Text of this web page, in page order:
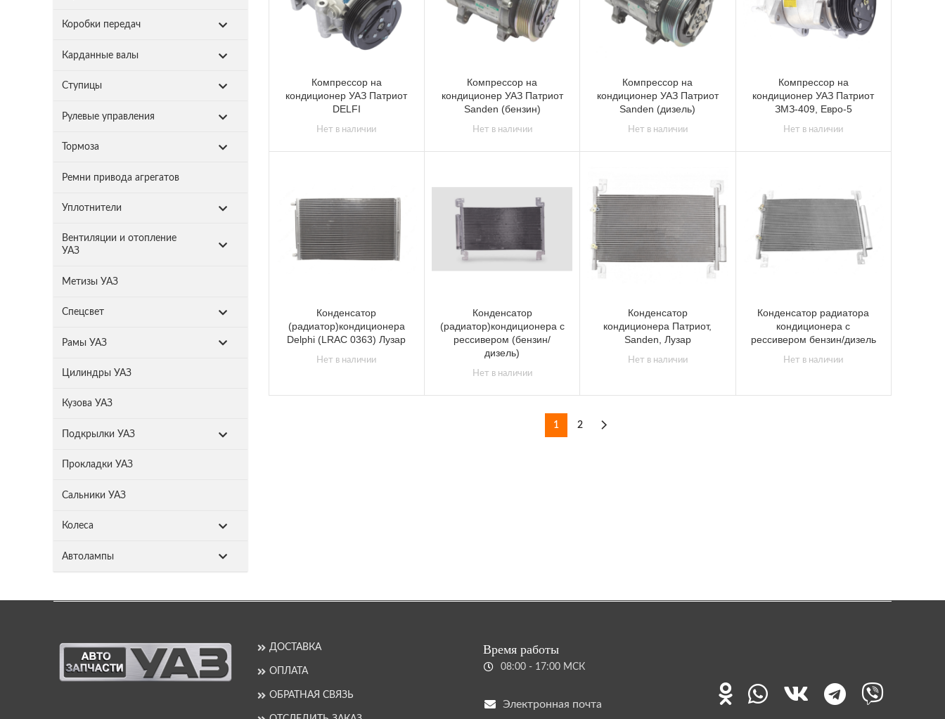
Коробки передач
Карданные валы
Ступицы
Рулевые управления
Тормоза
Ремни привода агрегатов
Уплотнители
Вентиляции и отопление
УАЗ
Метизы УАЗ
Спецсвет
Рамы УАЗ
Цилиндры УАЗ
Кузова УАЗ
Подкрылки УАЗ
Прокладки УАЗ
Сальники УАЗ
Колеса
Автолампы
Компрессор на
кондиционер УАЗ Патриот
DELFI
Нет в наличии
Компрессор на
кондиционер УАЗ Патриот
Sanden (бензин)
Нет в наличии
Компрессор на
кондиционер УАЗ Патриот
Sanden (дизель)
Нет в наличии
Компрессор на
кондиционер УАЗ Патриот
ЗМЗ-409, Евро-5
Нет в наличии
Конденсатор
(радиатор)кондиционера
Delphi (LRAC 0363) Лузар
Нет в наличии
Конденсатор
(радиатор)кондиционера с
рессивером (бензин/
дизель)
Нет в наличии
Конденсатор
кондиционера Патриот,
Sanden, Лузар
Нет в наличии
Конденсатор радиатора
кондиционера с
рессивером бензин/дизель
Нет в наличии
1 2
ДОСТАВКА
ОПЛАТА
ОБРАТНАЯ СВЯЗЬ
Время работы
08:00 - 17:00 МСК
Электронная почта